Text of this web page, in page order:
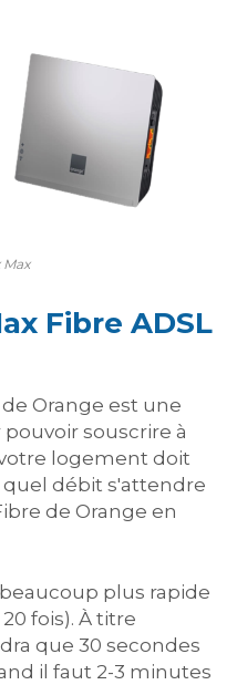
Fibre ADSL
Orange est une
souscrire à
logement doit
quel débit s'attendre
de Orange en
plus rapide
fois). À titre
que 30 secondes
il faut 2-3 minutes